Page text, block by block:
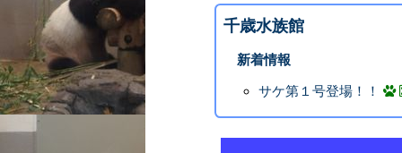
千歳水族館
新着情報
サケ第１号登場！！